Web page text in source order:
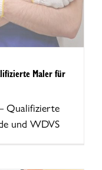
Maler für
Qualifizierte
und WDVS